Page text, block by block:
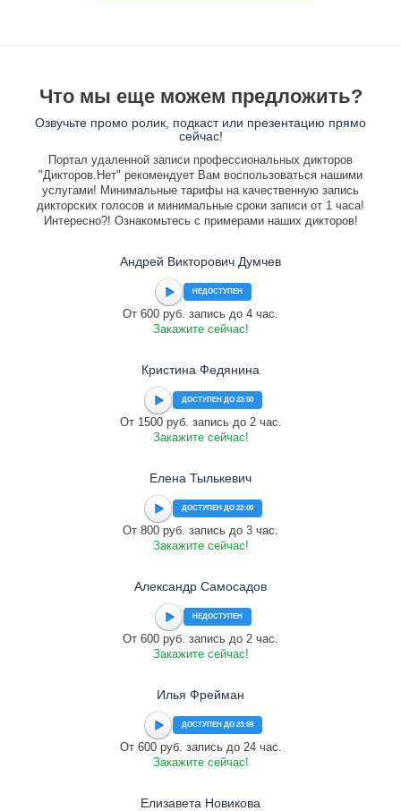
Что мы еще можем предложить?
Озвучьте промо ролик, подкаст или презентацию прямо
сейчас!
Портал удаленной записи профессиональных дикторов
"Дикторов.Нет" рекомендует Вам воспользоваться нашими
услугами! Минимальные тарифы на качественную запись
дикторских голосов и минимальные сроки записи от 1 часа!
Интересно?! Ознакомьтесь с примерами наших дикторов!
Андрей Викторович Думчев
НЕДОСТУПЕН
От 600 руб. запись до 4 час.
Закажите сейчас!
Кристина Федянина
ДОСТУПЕН ДО 23:50
От 1500 руб. запись до 2 час.
Закажите сейчас!
Елена Тылькевич
ДОСТУПЕН ДО 22:00
От 800 руб. запись до 3 час.
Закажите сейчас!
Александр Самосадов
НЕДОСТУПЕН
От 600 руб. запись до 2 час.
Закажите сейчас!
Илья Фрейман
ДОСТУПЕН ДО 23:59
От 600 руб. запись до 24 час.
Закажите сейчас!
Елизавета Новикова